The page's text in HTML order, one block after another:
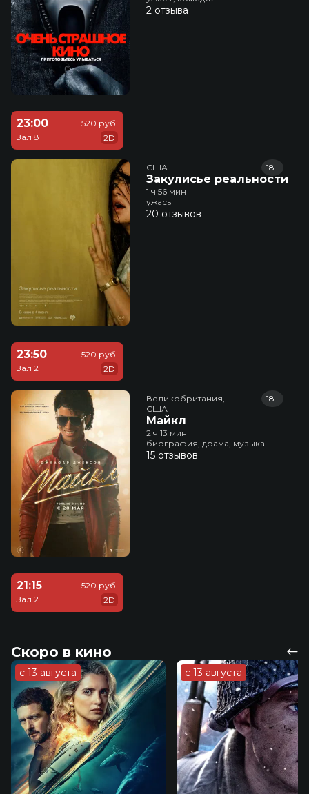
2 отзыва
23:00
Зал 8
520 руб.
2D
США
Закулисье реальности
18+
1 ч 56 мин
ужасы
20 отзывов
23:50
Зал 2
520 руб.
2D
Великобритания,
США
Майкл
18+
2 ч 13 мин
биография, драма, музыка
15 отзывов
21:15
Зал 2
520 руб.
2D
Скоро в кино
с 13 августа с 13 августа